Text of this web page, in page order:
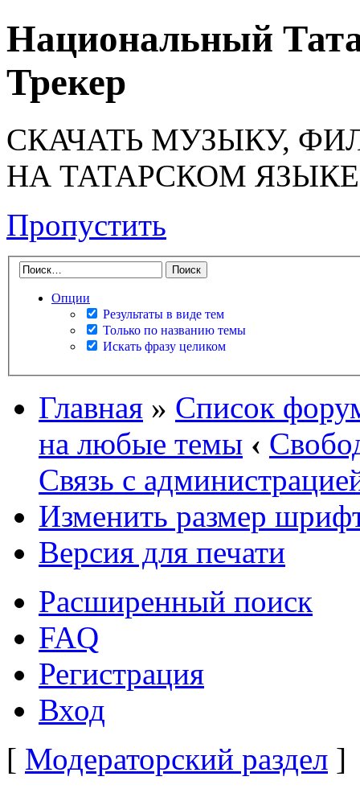
Национальный
Трекер
СКАЧАТЬ МУЗЫКУ,
НА ТАТАРСКОМ ЯЗЫКЕ
Пропустить
Опции
Результаты в виде тем
Только по названию темы
Искать фразу целиком
Главная » Список
на любые темы ‹
Связь с
Изменить размер
Версия для печати
Расширенный поиск
FAQ
Регистрация
Вход
[ Модераторский раздел ]